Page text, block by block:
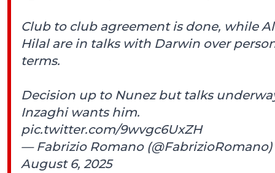
Club to club agreement is done, while Al
Hilal are in talks with Darwin over
terms.
Decision up to Nunez but talks
Inzaghi wants him.
pic.twitter.com/9wvgc6UxZH
— Fabrizio Romano (@FabrizioRomano)
August 6, 2025